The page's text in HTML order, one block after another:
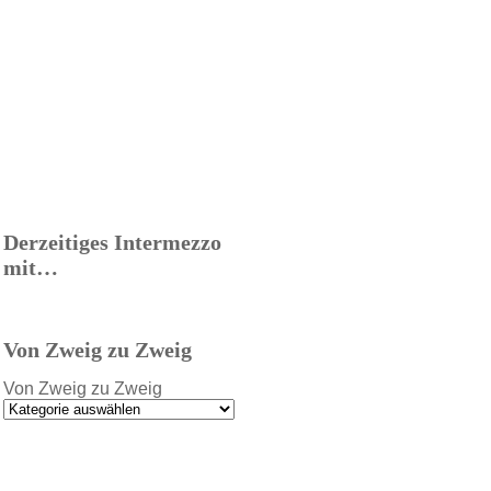
Derzeitiges Intermezzo
mit…
Von Zweig zu Zweig
Von Zweig zu Zweig